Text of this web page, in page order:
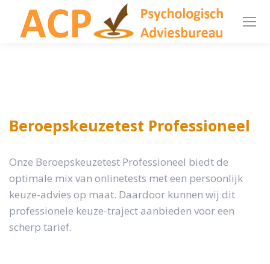
Beroepskeuzetest Professioneel
Onze Beroepskeuzetest Professioneel biedt de
optimale mix van onlinetests met een persoonlijk
keuze-advies op maat. Daardoor kunnen wij dit
professionele keuze-traject aanbieden voor een
scherp tarief.